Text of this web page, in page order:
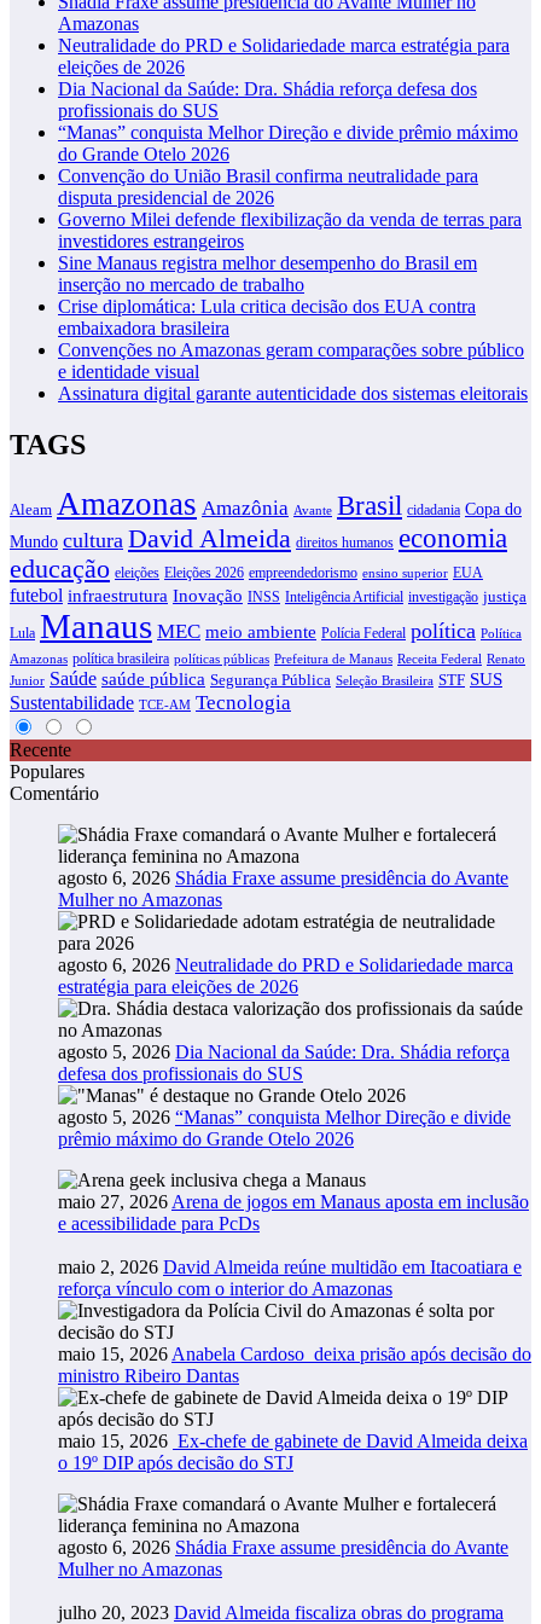
Amazonas
Neutralidade do PRD e Solidariedade marca estratégia para
eleições de 2026
Dia Nacional da Saúde: Dra. Shádia reforça defesa dos
profissionais do SUS
“Manas” conquista Melhor Direção e divide prêmio máximo
do Grande Otelo 2026
Convenção do União Brasil confirma neutralidade para
disputa presidencial de 2026
Governo Milei defende flexibilização da venda de terras para
investidores estrangeiros
Sine Manaus registra melhor desempenho do Brasil em
inserção no mercado de trabalho
Crise diplomática: Lula critica decisão dos EUA contra
embaixadora brasileira
Convenções no Amazonas geram comparações sobre público
e identidade visual
Assinatura digital garante autenticidade dos sistemas eleitorais
TAGS
Aleam Amazonas Amazônia Avante Brasil cidadania Copa do
Mundo cultura David Almeida direitos humanos economia
educação eleições Eleições 2026 empreendedorismo ensino superior EUA
futebol infraestrutura Inovação INSS Inteligência Artificial investigação justiça
Lula Manaus MEC meio ambiente Polícia Federal política Política
Amazonas política brasileira políticas públicas Prefeitura de Manaus Receita Federal Renato
Junior Saúde saúde pública Segurança Pública Seleção Brasileira STF SUS
Sustentabilidade TCE-AM Tecnologia
Recente
Populares
Comentário
agosto 6, 2026 Shádia Fraxe assume presidência do Avante
Mulher no Amazonas
agosto 6, 2026 Neutralidade do PRD e Solidariedade marca
estratégia para eleições de 2026
agosto 5, 2026 Dia Nacional da Saúde: Dra. Shádia reforça
defesa dos profissionais do SUS
agosto 5, 2026 “Manas” conquista Melhor Direção e divide
prêmio máximo do Grande Otelo 2026
maio 27, 2026 Arena de jogos em Manaus aposta em inclusão
e acessibilidade para PcDs
maio 2, 2026 David Almeida reúne multidão em Itacoatiara e
reforça vínculo com o interior do Amazonas
maio 15, 2026 Anabela Cardoso deixa prisão após decisão do
ministro Ribeiro Dantas
maio 15, 2026 Ex-chefe de gabinete de David Almeida deixa
o 19º DIP após decisão do STJ
agosto 6, 2026 Shádia Fraxe assume presidência do Avante
Mulher no Amazonas
julho 20, 2023 David Almeida fiscaliza obras do programa